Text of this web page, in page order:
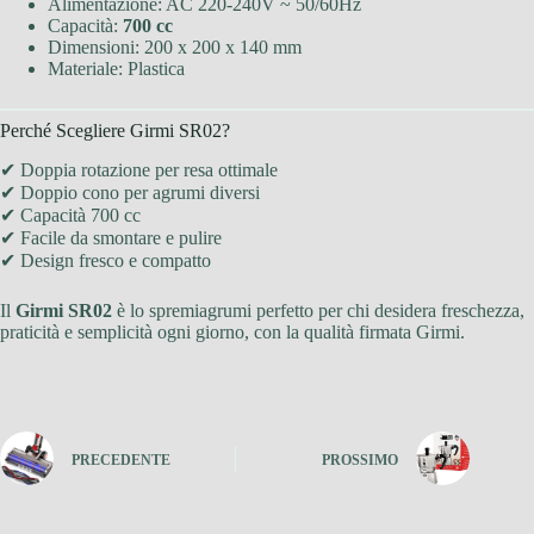
Capacità: 700 cc
Dimensioni: 200 x 200 x 140 mm
Materiale: Plastica
Perché Scegliere Girmi SR02?
✔ Doppia rotazione per resa ottimale
✔ Doppio cono per agrumi diversi
✔ Capacità 700 cc
✔ Facile da smontare e pulire
✔ Design fresco e compatto
Il Girmi SR02 è lo spremiagrumi perfetto per chi desidera freschezza,
praticità e semplicità ogni giorno, con la qualità firmata Girmi.
PRECEDENTE PROSSIMO